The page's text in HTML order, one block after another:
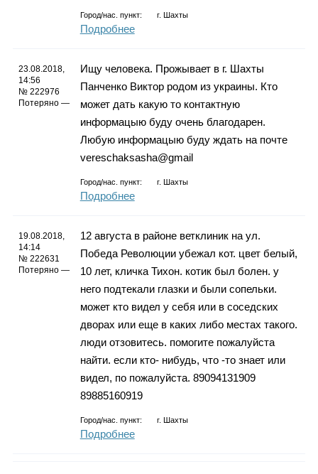
Карты
Фотогалерея
Город/нас. пункт: г. Шахты
Подробнее
23.08.2018,
14:56
№ 222976
Потеряно —
Ищу человека. Прожывает в г. Шахты
Панченко Виктор родом из украины. Кто
может дать какую то контактную
информацыю буду очень благодарен.
Любую информацыю буду ждать на почте
vereschaksasha@gmail
Город/нас. пункт: г. Шахты
Подробнее
19.08.2018,
14:14
№ 222631
Потеряно —
12 августа в районе ветклиник на ул.
Победа Революции убежал кот. цвет белый,
10 лет, кличка Тихон. котик был болен. у
него подтекали глазки и были сопельки.
может кто видел у себя или в соседских
дворах или еще в каких либо местах такого.
люди отзовитесь. помогите пожалуйста
найти. если кто- нибудь, что -то знает или
видел, по пожалуйста. 89094131909
89885160919
Город/нас. пункт: г. Шахты
Подробнее